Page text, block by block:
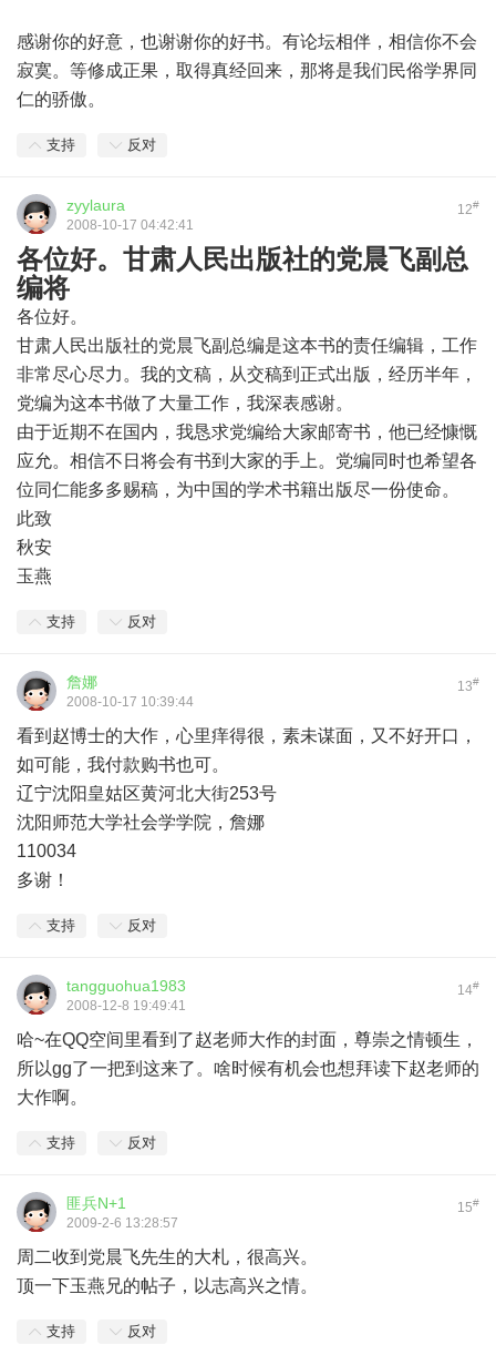
感谢你的好意，也谢谢你的好书。有论坛相伴，相信你不会
寂寞。等修成正果，取得真经回来，那将是我们民俗学界同
仁的骄傲。
支持 反对
12#
zyylaura
2008-10-17 04:42:41
各位好。甘肃人民出版社的党晨飞副总
编将
各位好。
甘肃人民出版社的党晨飞副总编是这本书的责任编辑，工作
非常尽心尽力。我的文稿，从交稿到正式出版，经历半年，
党编为这本书做了大量工作，我深表感谢。
由于近期不在国内，我恳求党编给大家邮寄书，他已经慷慨
应允。相信不日将会有书到大家的手上。党编同时也希望各
位同仁能多多赐稿，为中国的学术书籍出版尽一份使命。
此致
秋安
玉燕
支持 反对
13#
詹娜
2008-10-17 10:39:44
看到赵博士的大作，心里痒得很，素未谋面，又不好开口，
如可能，我付款购书也可。
辽宁沈阳皇姑区黄河北大街253号
沈阳师范大学社会学学院，詹娜
110034
多谢！
支持 反对
14#
tangguohua1983
2008-12-8 19:49:41
哈~在QQ空间里看到了赵老师大作的封面，尊崇之情顿生，
所以gg了一把到这来了。啥时候有机会也想拜读下赵老师的
大作啊。
支持 反对
15#
匪兵N+1
2009-2-6 13:28:57
周二收到党晨飞先生的大札，很高兴。
顶一下玉燕兄的帖子，以志高兴之情。
支持 反对